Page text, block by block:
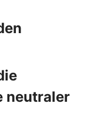
neutraler